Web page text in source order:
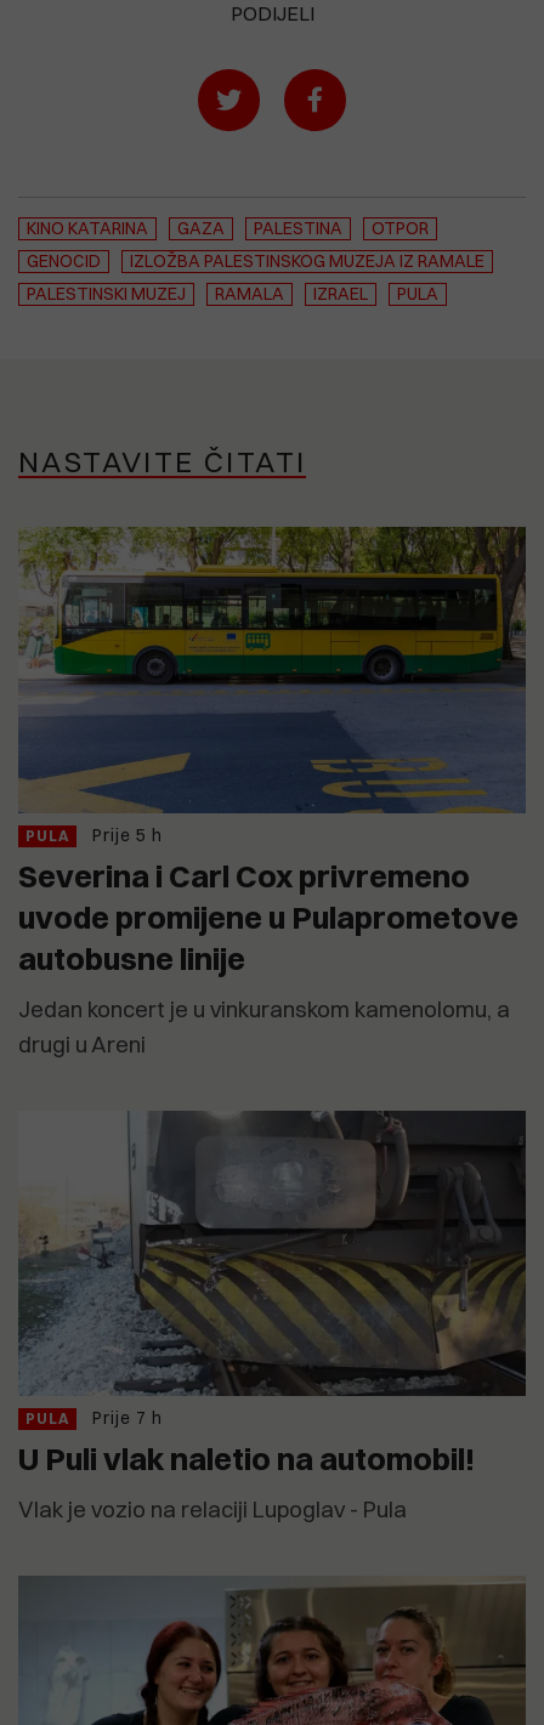
PODIJELI
KINO KATARINA GAZA PALESTINA
OTPOR
GENOCID
IZLOŽBA PALESTINSKOG MUZEJA IZ RAMALE
PALESTINSKI MUZEJ
RAMALA IZRAEL PULA
NASTAVITE ČITATI
PULA Prije 5 h
Severina i Carl Cox privremeno
uvode promijene u Pulaprometove
autobusne linije
Jedan koncert je u vinkuranskom kamenolomu, a
drugi u Areni
PULA Prije 7 h
U Puli vlak naletio na automobil!
Vlak je vozio na relaciji Lupoglav - Pula